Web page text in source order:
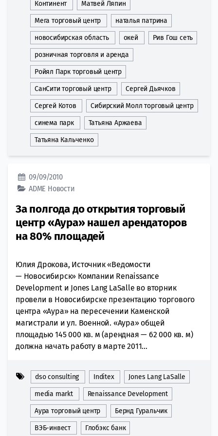
Континент Матвей Ляпин
Мега торговый центр наталья патрина
новосибирская область окей Рив Гош сеть
розничная торговля и аренда
Ройял Парк торговый центр
СанСити торговый центр Сергей Дьячков
Сергей Котов Сибирский Молл торговый центр
синема парк Татьяна Аржаева
Татьяна Кальченко
09/09/2010
ADME Новости
За полгода до открытия торговый
центр «Аура» нашел арендаторов
на 80% площадей
Юлия Дрокова, Источник «Ведомости
— Новосибирск» Компании Renaissance
Development и Jones Lang LaSalle во вторник
провели в Новосибирске презентацию торгового
центра «Аура» на пересечении Каменской
магистрали и ул. Военной. «Аура» общей
площадью 145 000 кв. м (арендная — 62 000 кв. м)
должна начать работу в марте 2011...
dso consulting Inditex Jones Lang LaSalle
media markt Renaissance Development
Аура торговый центр Бернд Гуральчик
ВЭБ-инвест Глобэкс банк